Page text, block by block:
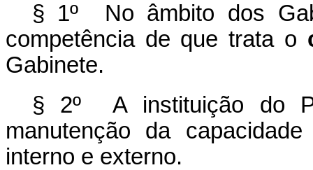
§ 1º No âmbito dos
competência de que trata o
Gabinete.
§ 2º A instituição do
manutenção da
interno e externo.